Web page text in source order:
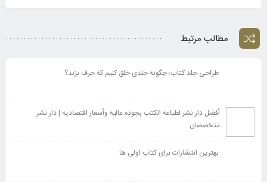
مطالب مرتبط
طراحی جلد کتاب؛ چگونه جلدی خلق کنیم که حرف بزند؟
أفضل دار نشر لطباعه الکتب بجوده عالیه وأسعار اقتصادیه | دار نشر
متخصصان
بهترین انتشارات برای کتاب اولی ها